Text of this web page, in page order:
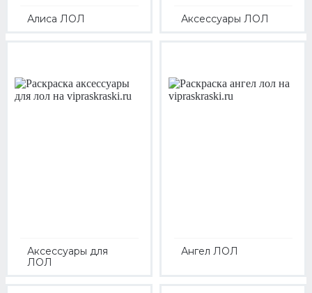
Алиса ЛОЛ Аксессуары ЛОЛ
Аксессуары для
ЛОЛ
Ангел ЛОЛ